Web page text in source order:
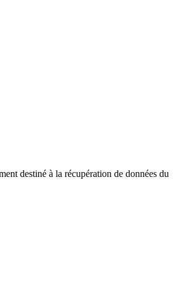
destiné à la récupération de données du